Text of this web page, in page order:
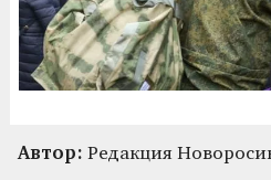
Автор: Редакция